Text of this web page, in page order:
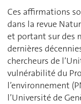
Ces affirmations
dans la revue
et portant sur des
dernières
chercheurs de
vulnérabilité du
l’environnement
l’Université de